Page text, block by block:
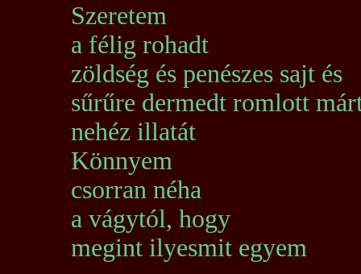
Szeretem
a félig rohadt
zöldség és penészes sajt és
sűrűre dermedt romlott
nehéz illatát
Könnyem
csorran néha
a vágytól, hogy
megint ilyesmit egyem